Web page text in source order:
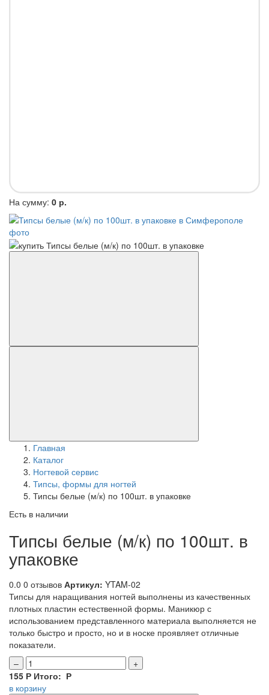
На сумму: 0 р.
Главная
Каталог
Ногтевой сервис
Типсы, формы для ногтей
Типсы белые (м/к) по 100шт. в упаковке
Есть в наличии
Типсы белые (м/к) по 100шт. в
упаковке
0.0 0 отзывов Артикул: YTAM-02
Типсы для наращивания ногтей выполнены из качественных
плотных пластин естественной формы. Маникюр с
использованием представленного материала выполняется не
только быстро и просто, но и в носке проявляет отличные
показатели.
–
+
155 Р Итого: Р
в корзину